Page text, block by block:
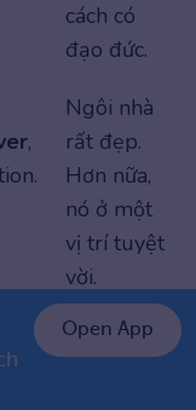
cách có
đạo đức.
,
Ngôi nhà
rất đẹp.
Hơn nữa,
nó ở một
vị trí tuyệt
vời.
đưa thêm thông tin
Open App